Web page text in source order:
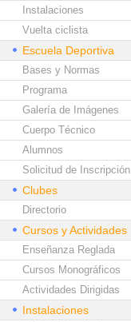
Instalaciones
Vuelta ciclista
Escuela Deportiva
Bases y Normas
Programa
Galería de Imágenes
Cuerpo Técnico
Alumnos
Solicitud de Inscripción
Clubes
Directorio
Cursos y Actividades
Enseñanza Reglada
Cursos Monográficos
Actividades Dirigidas
Instalaciones